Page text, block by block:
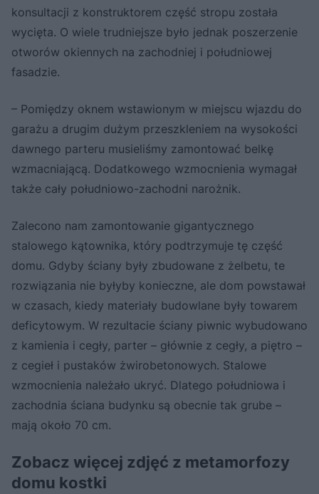
konsultacji z konstruktorem część stropu została
wycięta. O wiele trudniejsze było jednak poszerzenie
otworów okiennych na zachodniej i południowej
fasadzie.
– Pomiędzy oknem wstawionym w miejscu wjazdu do
garażu a drugim dużym przeszkleniem na wysokości
dawnego parteru musieliśmy zamontować belkę
wzmacniającą. Dodatkowego wzmocnienia wymagał
także cały południowo-zachodni narożnik.
Zalecono nam zamontowanie gigantycznego
stalowego kątownika, który podtrzymuje tę część
domu. Gdyby ściany były zbudowane z żelbetu, te
rozwiązania nie byłyby konieczne, ale dom powstawał
w czasach, kiedy materiały budowlane były towarem
deficytowym. W rezultacie ściany piwnic wybudowano
z kamienia i cegły, parter – głównie z cegły, a piętro –
z cegieł i pustaków żwirobetonowych. Stalowe
wzmocnienia należało ukryć. Dlatego południowa i
zachodnia ściana budynku są obecnie tak grube –
mają około 70 cm.
Zobacz więcej zdjęć z metamorfozy
domu kostki